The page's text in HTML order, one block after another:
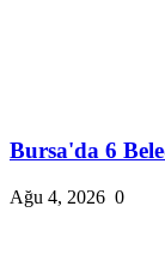
Bursa'da 6
Ağu 4, 2026 0